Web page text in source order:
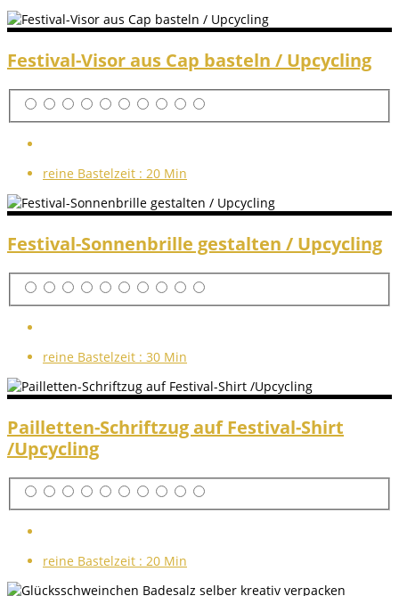
Festival-Visor aus Cap basteln / Upcycling
reine Bastelzeit : 20 Min
Festival-Sonnenbrille gestalten / Upcycling
reine Bastelzeit : 30 Min
Pailletten-Schriftzug auf Festival-Shirt
/Upcycling
reine Bastelzeit : 20 Min